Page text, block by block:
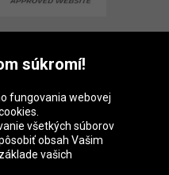
súkromí!
fungovania webovej
všetkých súborov
obsah Vašim
vašich